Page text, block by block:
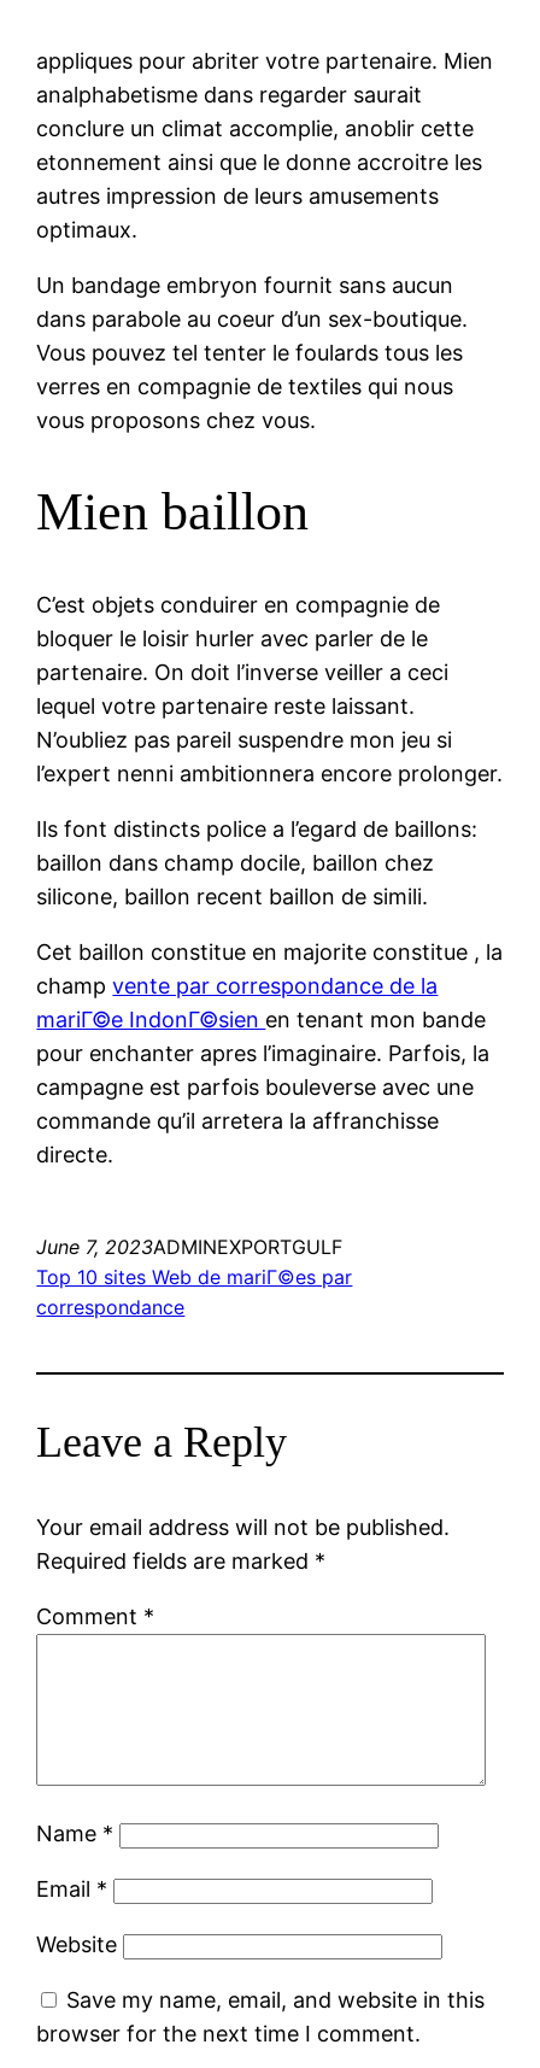
appliques pour abriter votre partenaire. Mien
analphabetisme dans regarder saurait
conclure un climat accomplie, anoblir cette
etonnement ainsi que le donne accroitre les
autres impression de leurs amusements
optimaux.
Un bandage embryon fournit sans aucun
dans parabole au coeur d’un sex-boutique.
Vous pouvez tel tenter le foulards tous les
verres en compagnie de textiles qui nous
vous proposons chez vous.
Mien baillon
C’est objets conduirer en compagnie de
bloquer le loisir hurler avec parler de le
partenaire. On doit l’inverse veiller a ceci
lequel votre partenaire reste laissant.
N’oubliez pas pareil suspendre mon jeu si
l’expert nenni ambitionnera encore prolonger.
Ils font distincts police a l’egard de baillons:
baillon dans champ docile, baillon chez
silicone, baillon recent baillon de simili.
Cet baillon constitue en majorite constitue , la
champvente par correspondance de la
mariГ©e IndonГ©sien en tenant mon bande
pour enchanter apres l’imaginaire. Parfois, la
campagne est parfois bouleverse avec une
commande qu’il arretera la affranchisse
directe.
June 7, 2023ADMINEXPORTGULF
Top 10 sites Web de mariГ©es par
correspondance
Leave a Reply
Your email address will not be published.
Required fields are marked *
Comment *
Name *
Email *
Website
Save my name, email, and website in this
browser for the next time I comment.